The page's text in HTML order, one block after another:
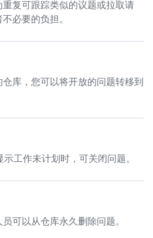
复可跟踪类似的议题或拉取请
必要的负担。
库，您可以将开放的问题转移到
工作未计划时，可关闭问题。
可以从仓库永久删除问题。